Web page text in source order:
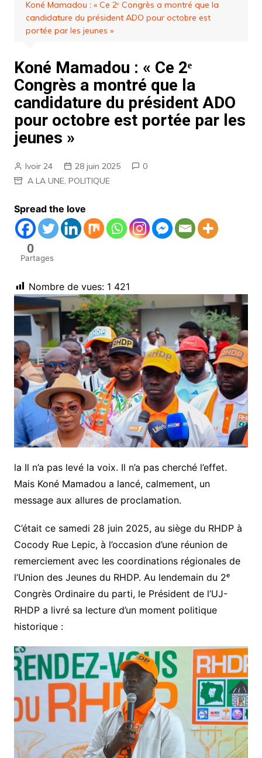
Koné Mamadou : « Ce 2ᵉ Congrès a montré que la
candidature du président ADO pour octobre est
portée par les jeunes »
Koné Mamadou : « Ce 2ᵉ
Congrès a montré que la
candidature du président ADO
pour octobre est portée par les
jeunes »
Ivoir 24 28 juin 2025
0
A LA UNE, POLITIQUE
Spread the love
0
Partages
Nombre de vues: 1 421
la Il n’a pas levé la voix. Il n’a pas cherché l’effet.
Mais Koné Mamadou a lancé, calmement, un
message aux allures de proclamation.
C’était ce samedi 28 juin 2025, au siège du RHDP à
Cocody Rue Lepic, à l’occasion d’une réunion de
remerciement avec les coordinations régionales de
l’Union des Jeunes du RHDP. Au lendemain du 2ᵉ
Congrès Ordinaire du parti, le Président de l’UJ-
RHDP a livré sa lecture d’un moment politique
historique :